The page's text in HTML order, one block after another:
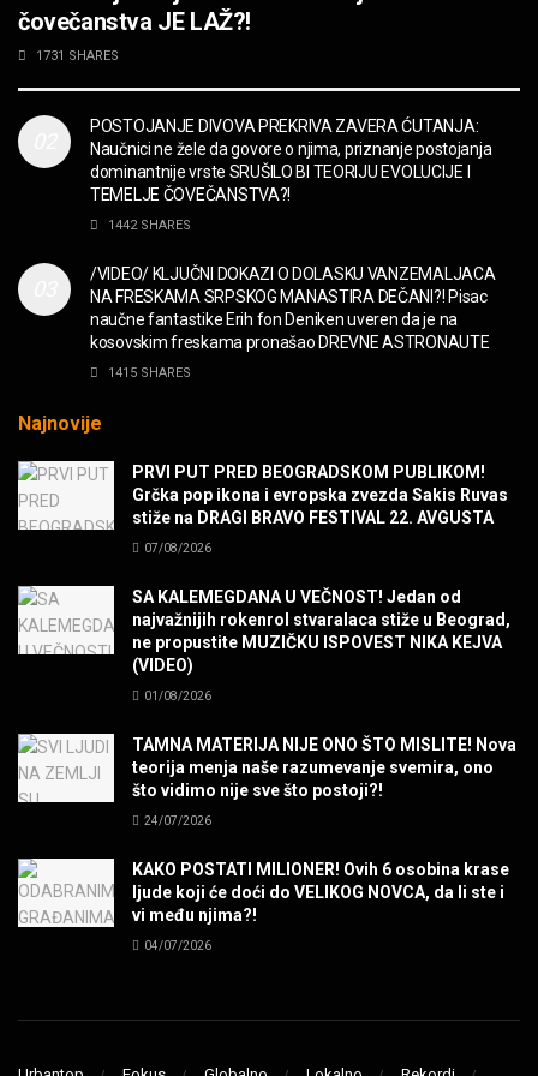
“Missin’ Yo’ Kissin'” BILLY ZZ TOP
MUZIKA
FILM
WARDRUNA, VIKINZI DOLAZE!
MUZIKA
POVRATAK Iron Maiden The Writing On The Wall
SENIDAHHH!
MUZIKA
Miss You! Charlie Watts
MUZIKA
MUZIKA
MAD MAD DRUMMER!
čovečanstva JE LAŽ?!
1731 SHARES
POSTOJANJE DIVOVA PREKRIVA ZAVERA ĆUTANJA:
Naučnici ne žele da govore o njima, priznanje postojanja
dominantnije vrste SRUŠILO BI TEORIJU EVOLUCIJE I
TEMELJE ČOVEČANSTVA?!
1442 SHARES
/VIDEO/ KLJUČNI DOKAZI O DOLASKU VANZEMALJACA
NA FRESKAMA SRPSKOG MANASTIRA DEČANI?! Pisac
naučne fantastike Erih fon Deniken uveren da je na
kosovskim freskama pronašao DREVNE ASTRONAUTE
1415 SHARES
Najnovije
PRVI PUT PRED BEOGRADSKOM PUBLIKOM!
Grčka pop ikona i evropska zvezda Sakis Ruvas
stiže na DRAGI BRAVO FESTIVAL 22. AVGUSTA
07/08/2026
SA KALEMEGDANA U VEČNOST! Jedan od
najvažnijih rokenrol stvaralaca stiže u Beograd,
ne propustite MUZIČKU ISPOVEST NIKA KEJVA
(VIDEO)
01/08/2026
TAMNA MATERIJA NIJE ONO ŠTO MISLITE! Nova
teorija menja naše razumevanje svemira, ono
što vidimo nije sve što postoji?!
24/07/2026
KAKO POSTATI MILIONER! Ovih 6 osobina krase
ljude koji će doći do VELIKOG NOVCA, da li ste i
vi među njima?!
04/07/2026